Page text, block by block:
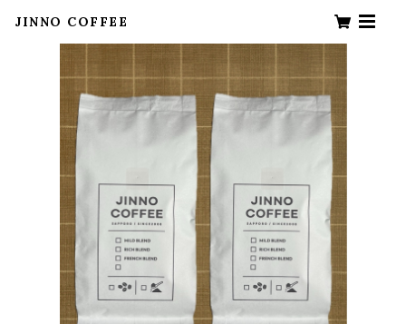
JINNO COFFEE